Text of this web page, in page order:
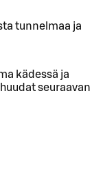
tunnelmaa ja
kädessä ja
seuraavan